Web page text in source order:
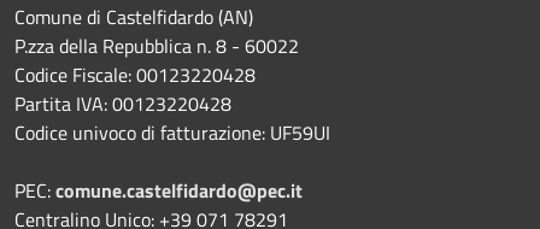
Comune di Castelfidardo (AN)
P.zza della Repubblica n. 8 - 60022
Codice Fiscale: 00123220428
Partita IVA: 00123220428
Codice univoco di fatturazione: UF59UI
PEC:comune.castelfidardo@pec.it
Centralino Unico: +39 071 78291